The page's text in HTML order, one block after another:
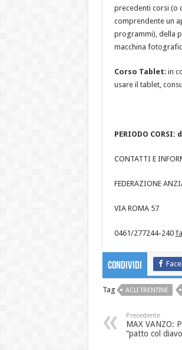
precedenti corsi (o
comprendente un
programmi), della
macchina
Corso Tablet: in
usare il tablet,
PERIODO
CONTATTI E
FEDERAZIONE
VIA ROMA 57
0461/277244-240
Condividi
Tag ACLI TRENTINE
Precedente
MAX VANZO:
“patto col